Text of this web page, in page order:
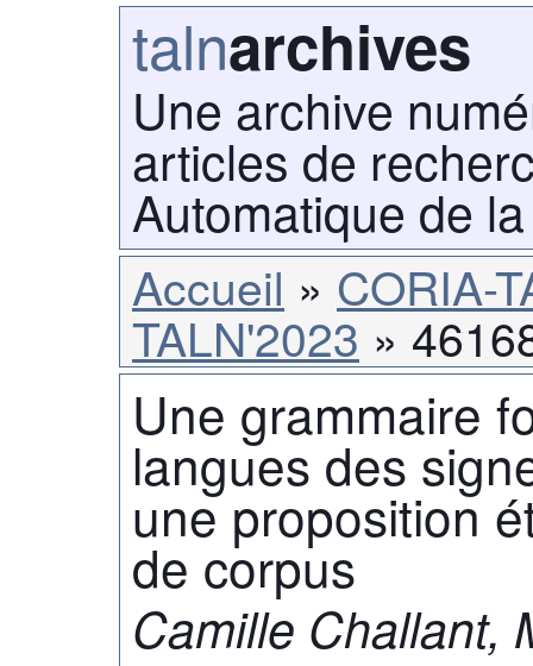
talnarchives
Une archive
articles de
Automatique de
Accueil CORIA-
TALN'2023
Une grammaire
langues des
une proposition
de corpus
Camille Challant,